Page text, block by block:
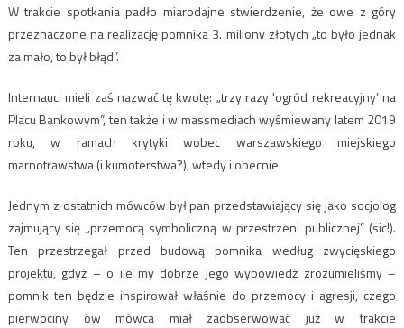
W trakcie spotkania padło miarodajne stwierdzenie, że owe z góry
przeznaczone na realizację pomnika 3. miliony złotych „to było jednak
za mało, to był błąd”.
Internauci mieli zaś nazwać tę kwotę: „trzy razy 'ogród rekreacyjny’ na
Placu Bankowym”, ten także i w massmediach wyśmiewany latem 2019
roku, w ramach krytyki wobec warszawskiego miejskiego
marnotrawstwa (i kumoterstwa?), wtedy i obecnie.
Jednym z ostatnich mówców był pan przedstawiający się jako socjolog
zajmujący się „przemocą symboliczną w przestrzeni publicznej” (sic!).
Ten przestrzegał przed budową pomnika według zwycięskiego
projektu, gdyż – o ile my dobrze jego wypowiedź zrozumieliśmy –
pomnik ten będzie inspirował właśnie do przemocy i agresji, czego
pierwociny ów mówca miał zaobserwować już w trakcie